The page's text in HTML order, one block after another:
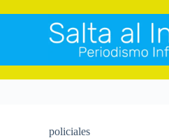
al
policiales